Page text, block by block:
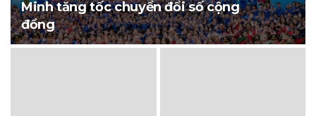
Minh tăng tốc chuyển đổi số cộng
đồng